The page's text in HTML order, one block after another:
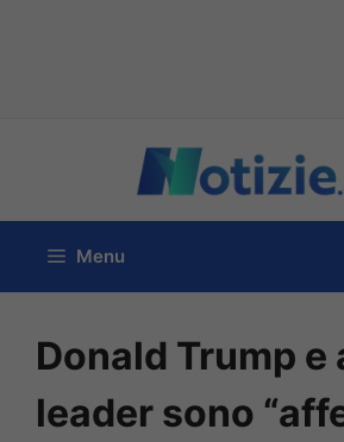
contenuto
Menu
Donald Trump e
leader sono